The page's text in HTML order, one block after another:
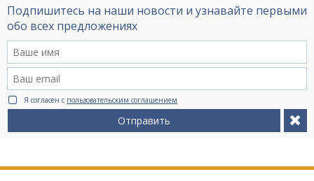
Подпишитесь на наши новости и узнавайте первыми
обо всех предложениях
Я согласен с пользовательским соглашением
Отправить